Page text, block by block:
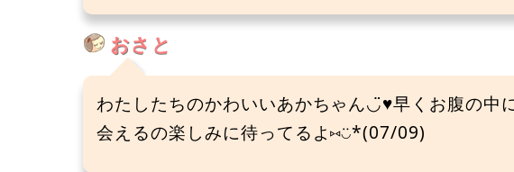
おさと
わたしたちのかわいいあかちゃん◡̈♥早くお腹の中
会えるの楽しみに待ってるよ⑅◡̈*(07/09)